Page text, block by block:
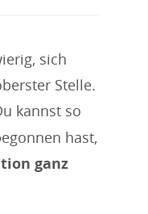
sich
Stelle.
kannst so
hast,
ganz